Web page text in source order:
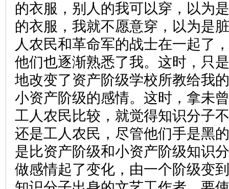
的衣服，别人的我可以穿，以为
的衣服，我就不愿意穿，以为是
人农民和革命军的战士在一起了
他们也逐渐熟悉了我。这时，只
地改变了资产阶级学校所教给我
小资产阶级的感情。这时，拿未
工人农民比较，就觉得知识分子
还是工人农民，尽管他们手是黑
是比资产阶级和小资产阶级知识
做感情起了变化，由一个阶级变